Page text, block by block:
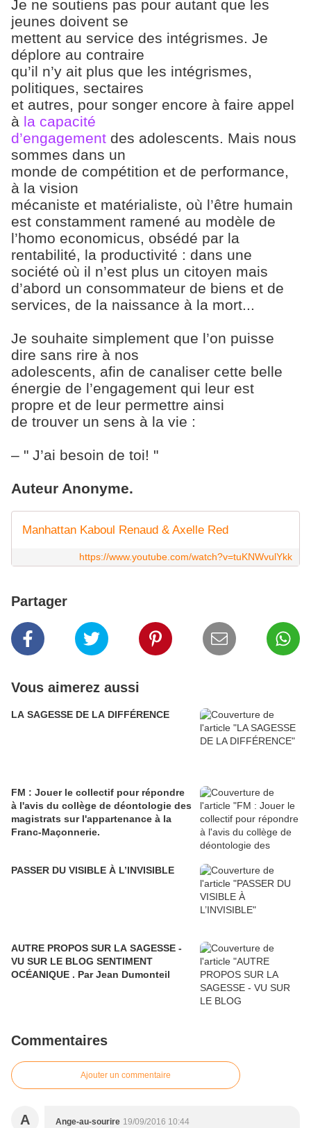
Je ne soutiens pas pour autant que les
jeunes doivent se
mettent au service des intégrismes. Je
déplore au contraire
qu’il n’y ait plus que les intégrismes,
politiques, sectaires
et autres, pour songer encore à faire appel
à la capacité
d’engagement des adolescents. Mais nous
sommes dans un
monde de compétition et de performance,
à la vision
mécaniste et matérialiste, où l’être humain
est constamment ramené au modèle de
l’homo economicus, obsédé par la
rentabilité, la productivité : dans une
société où il n’est plus un citoyen mais
d’abord un consommateur de biens et de
services, de la naissance à la mort...
Je souhaite simplement que l’on puisse
dire sans rire à nos
adolescents, afin de canaliser cette belle
énergie de l’engagement qui leur est
propre et de leur permettre ainsi
de trouver un sens à la vie :
– " J’ai besoin de toi! "
Auteur Anonyme.
Manhattan Kaboul Renaud & Axelle Red
https://www.youtube.com/watch?v=tuKNWvulYkk
Partager
Vous aimerez aussi
LA SAGESSE DE LA DIFFÉRENCE
FM : Jouer le collectif pour répondre
à l'avis du collège de déontologie des
magistrats sur l'appartenance à la
Franc-Maçonnerie.
PASSER DU VISIBLE À L’INVISIBLE
AUTRE PROPOS SUR LA SAGESSE -
VU SUR LE BLOG SENTIMENT
OCÉANIQUE . Par Jean Dumonteil
Commentaires
Ajouter un commentaire
A Ange-au-sourire 19/09/2016 10:44